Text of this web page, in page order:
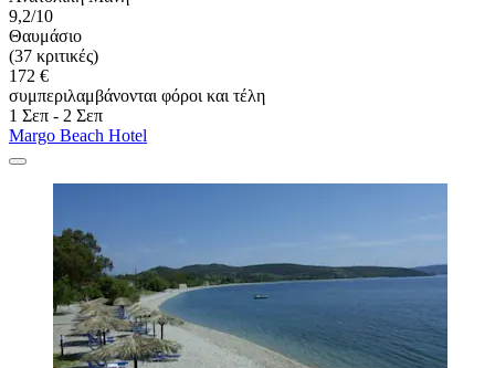
9,2/10
Θαυμάσιο
(37 κριτικές)
172 €
συμπεριλαμβάνονται φόροι και τέλη
1 Σεπ - 2 Σεπ
Margo Beach Hotel